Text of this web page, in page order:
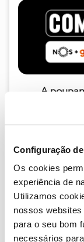
Configuração
Os cookies
experiência de
Utilizamos
nossos
para o seu bom
necessários
A
Descubra